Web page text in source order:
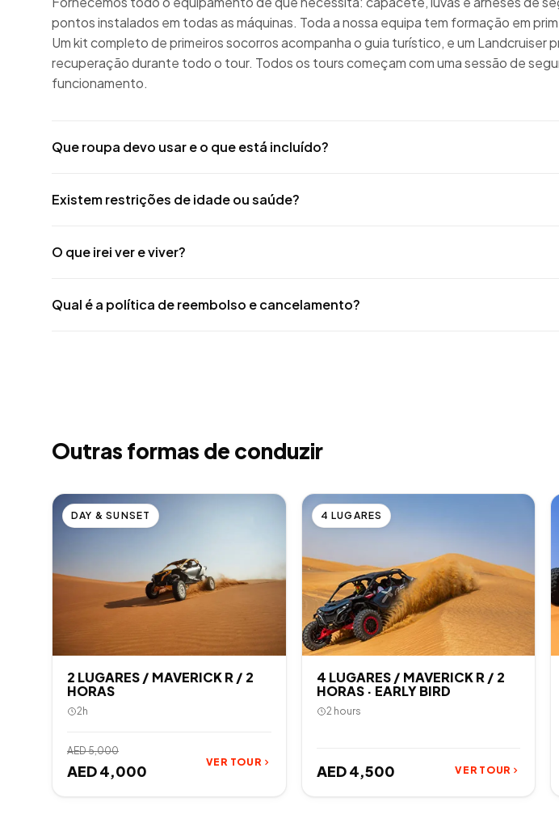
pontos instalados em todas as máquinas. Toda a nossa equipa tem formação em
Um kit completo de primeiros socorros acompanha o guia turístico, e um Landcruiser
recuperação durante todo o tour. Todos os tours começam com uma sessão de
funcionamento.
Que roupa devo usar e o que está incluído?
Existem restrições de idade ou saúde?
O que irei ver e viver?
Qual é a política de reembolso e cancelamento?
Outras formas de conduzir
DAY & SUNSET
2 LUGARES / MAVERICK R / 2
HORAS
2h
AED 5,000
AED 4,000 VER TOUR
4 LUGARES
4 LUGARES / MAVERICK R / 2
HORAS · EARLY BIRD
2 hours
AED 4,500 VER TOUR